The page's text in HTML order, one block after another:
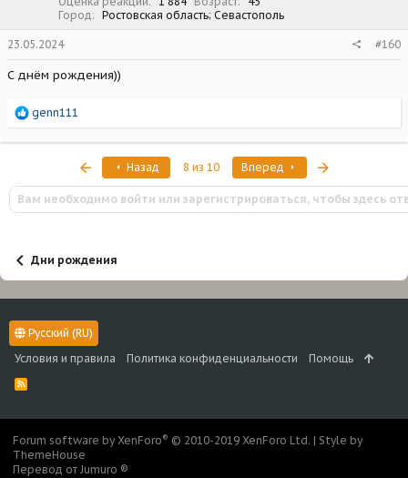
Город
Ростовская область; Севастополь
23.05.2024 #160
С днём рождения))
Р
а
и
и
:
genn111
ПервыйНазад 8 из 10 Вперед
Вам необходимо войти или зарегистрироваться, чтобы здесь
Дни рождения
Русский (RU)
Условия и правила
Политика конфиденциальности Помощь
R
Forum software by XenForo® © 2010-2019 XenForo Ltd. | Style by
ThemeHouse
Перевод от Jumuro ®